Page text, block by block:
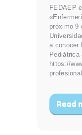
FEDAEP
próximo 9
a conocer
Pediátrica
https://
Read